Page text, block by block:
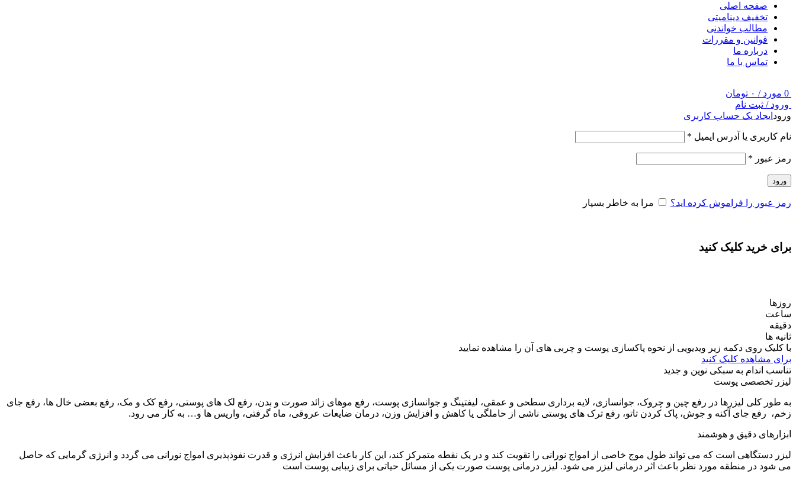
صفحه اصلی
تخفیف دینامیتی
مطالب خواندنی
قوانین و مقررات
درباره ما
تماس با ما
0 مورد / ۰ تومان
ورود / ثبت نام
ورود ایجاد یک حساب کاربری
نام کاربری یا آدرس ایمیل *
رمز عبور *
ورود
رمز عبور را فراموش کرده اید؟ مرا به خاطر بسپار
برای خرید کلیک کنید
روزها
ساعت
دقیقه
ثانیه ها
با کلیک روی دکمه زیر ویدیویی از نحوه پاکسازی پوست و چربی های آن را مشاهده نمایید
برای مشاهده کلیک کنید
تناسب اندام به سبکی نوین و جدید
لیزر تخصصی پوست
به طور کلی لیزرها در رفع چین و چروک، جوانسازی، لایه برداری سطحی و عمقی، لیفتینگ و جوانسازی پوست، رفع موهای زائد صورت و بدن، رفع لک های پوستی، رفع کک و مک، رفع بعضی خال ها، رفع جای
زخم، رفع جای آکنه و جوش، پاک کردن تاتو، رفع ترک های پوستی ناشی از حاملگی یا کاهش و افزایش وزن، درمان ضایعات عروقی، ماه گرفتی، واریس ها و… به کار می رود.
ابزارهای دقیق و هوشمند
لیزر دستگاهی است که می تواند طول موج خاصی از امواج نورانی را تقویت کند و در یک نقطه متمرکز کند، این کار باعث افزایش انرژی و قدرت نفوذپذیری امواج نورانی می گردد و انرژی گرمایی که حاصل
می شود در منطقه مورد نظر باعث اثر درمانی لیزر می شود. لیزر درمانی پوست صورت یکی از مسائل حیاتی برای زیبایی پوست است